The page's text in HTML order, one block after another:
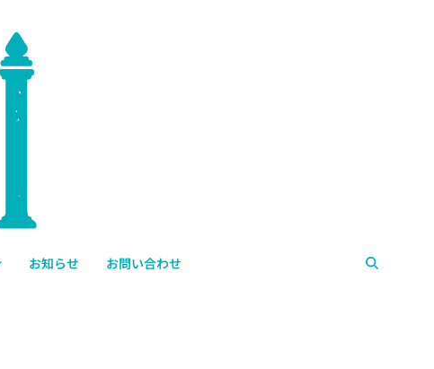
お知らせ お問い合わせ